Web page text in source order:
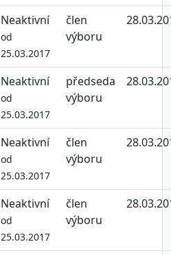
Neaktivní
od
25.03.2017
člen
výboru
Neaktivní
od
25.03.2017
předseda
výboru
Neaktivní
od
25.03.2017
člen
výboru
Neaktivní
od
25.03.2017
člen
výboru